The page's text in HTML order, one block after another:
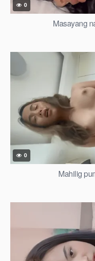
0
Masayang
0
Mahilig